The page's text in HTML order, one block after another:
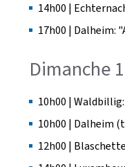
14h00 |
17h00 | Dalheim:
Dimanche
10h00 |
10h00 | Dalheim
12h00 |